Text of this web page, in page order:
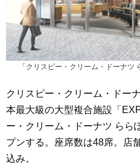
「クリスピー・クリーム・ドーナツ
クリスピー・クリーム・ドー
本最大級の大型複合施設「
ー・クリーム・ドーナツ らら
プンする。座席数は48席。店
込み。